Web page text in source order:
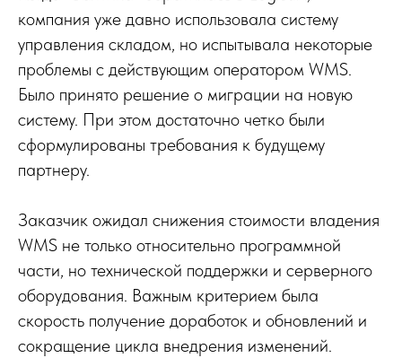
компания уже давно использовала систему
управления складом, но испытывала некоторые
проблемы с действующим оператором WMS.
Было принято решение о миграции на новую
систему. При этом достаточно четко были
сформулированы требования к будущему
партнеру.
Заказчик ожидал снижения стоимости владения
WMS не только относительно программной
части, но технической поддержки и серверного
оборудования. Важным критерием была
скорость получение доработок и обновлений и
сокращение цикла внедрения изменений.